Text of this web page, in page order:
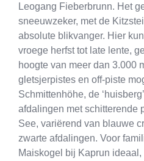
Leogang Fieberbrunn. Het
sneeuwzeker, met de
absolute blikvanger. Hier
vroege herfst tot late lente,
hoogte van meer dan 3.000
gletsjerpistes en off-piste
Schmittenhöhe, de
afdalingen met schitterende
See, variërend van blauwe
zwarte afdalingen. Voor
Maiskogel bij Kaprun